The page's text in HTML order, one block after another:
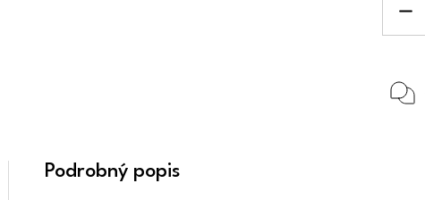
Podrobný popis